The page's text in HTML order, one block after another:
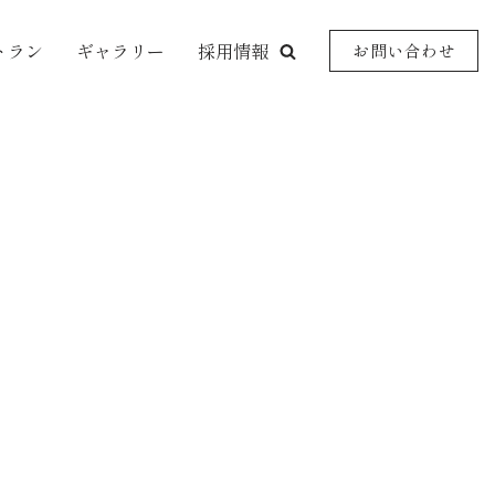
ラン ギャラリー 採用情報 お問い合わせ